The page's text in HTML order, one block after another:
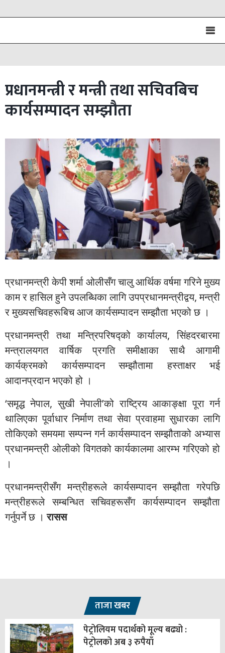
प्रधानमन्त्री र मन्त्री तथा सचिवबिच
कार्यसम्पादन सम्झौता
प्रधानमन्त्री केपी शर्मा ओलीसँग चालु आर्थिक वर्षमा गरिने मुख्य
काम र हासिल हुने उपलब्धिका लागि उपप्रधानमन्त्रीद्वय, मन्त्री
र मुख्यसचिवहरूबिच आज कार्यसम्पादन सम्झौता भएको छ ।
प्रधानमन्त्री तथा मन्त्रिपरिषद्को कार्यालय, सिंहदरबारमा
मन्त्रालयगत वार्षिक प्रगति समीक्षाका साथै आगामी
कार्यक्रमको कार्यसम्पादन सम्झौतामा हस्ताक्षर भई
आदानप्रदान भएको हो ।
‘समृद्ध नेपाल, सुखी नेपाली’को राष्ट्रिय आकाङ्क्षा पूरा गर्न
थालिएका पूर्वाधार निर्माण तथा सेवा प्रवाहमा सुधारका लागि
तोकिएको समयमा सम्पन्न गर्न कार्यसम्पादन सम्झौताको अभ्यास
प्रधानमन्त्री ओलीको विगतको कार्यकालमा आरम्भ गरिएको हो
।
प्रधानमन्त्रीसँग मन्त्रीहरूले कार्यसम्पादन सम्झौता गरेपछि
मन्त्रीहरूले सम्बन्धित सचिवहरूसँग कार्यसम्पादन सम्झौता
गर्नुपर्ने छ ।रासस
ताजा खबर
पेट्रोलियम पदार्थको मूल्य बढ्यो :
पेट्रोलको अब ३ रुपैयाँ